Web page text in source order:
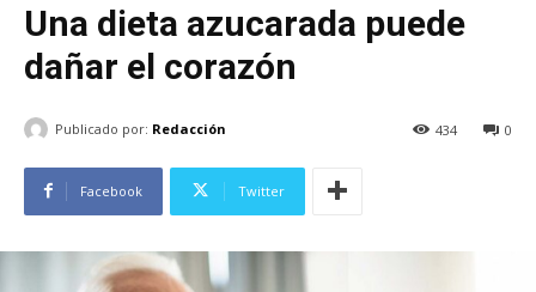
Una dieta azucarada puede
dañar el corazón
Publicado por: Redacción 0
434
Facebook Twitter